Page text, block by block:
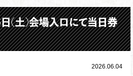
日(土)会場入口にて当日券
2026.06.04